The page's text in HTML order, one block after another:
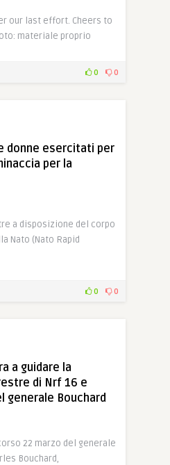
our last effort. Cheers to
materiale proprio
0 0
donne esercitati per
per la
a disposizione del corpo
Nato (Nato Rapid
0 0
a guidare la
di Nrf 16 e
generale Bouchard
22 marzo del generale
Bouchard,